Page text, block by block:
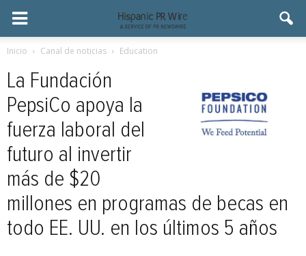
Inicio Canal de noticias Education
La Fundación
PepsiCo apoya la
fuerza laboral del
futuro al invertir
más de $20
millones en programas de becas en
todo EE. UU. en los últimos 5 años